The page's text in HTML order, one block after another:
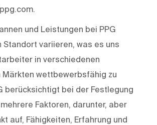
und Leistungen bei PPG
Standort variieren, was es uns
in verschiedenen
wettbewerbsfähig zu
berücksichtigt bei der Festlegung
Faktoren, darunter, aber
auf, Fähigkeiten, Erfahrung und